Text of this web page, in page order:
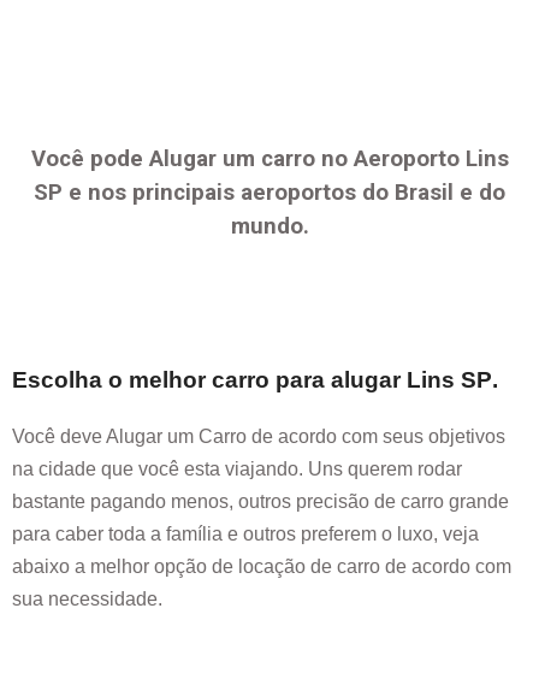
Você pode Alugar um carro no Aeroporto Lins
SP e nos principais aeroportos do Brasil e do
mundo.
Escolha o melhor carro para alugar Lins SP.
Você deve Alugar um Carro de acordo com seus objetivos
na cidade que você esta viajando. Uns querem rodar
bastante pagando menos, outros precisão de carro grande
para caber toda a família e outros preferem o luxo, veja
abaixo a melhor opção de locação de carro de acordo com
sua necessidade.